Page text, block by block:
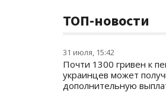
ТОП-новости
31 июля, 15:42
Почти 1300 гривен к
украинцев может
дополнительную